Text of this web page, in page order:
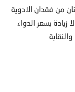
من فقدان الادوية
زيادة بسعر الدواء